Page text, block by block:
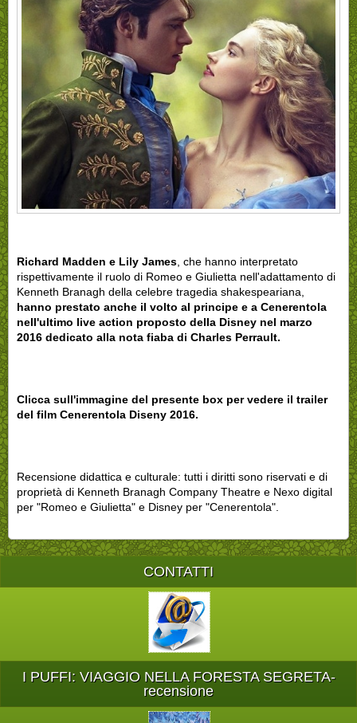
Richard Madden e Lily James , che hanno interpretato
rispettivamente il ruolo di Romeo e Giulietta nell'adattamento di
Kenneth Branagh della celebre tragedia shakespeariana,
hanno prestato anche il volto al principe e a Cenerentola
nell'ultimo live action proposto della Disney nel marzo
2016 dedicato alla nota fiaba di Charles Perrault.
Clicca sull'immagine del presente box per vedere il trailer
del film Cenerentola Diseny 2016.
Recensione didattica e culturale: tutti i diritti sono riservati e di
proprietà di Kenneth Branagh Company Theatre e Nexo digital
per "Romeo e Giulietta" e Disney per "Cenerentola".
CONTATTI
I PUFFI: VIAGGIO NELLA FORESTA SEGRETA-
recensione